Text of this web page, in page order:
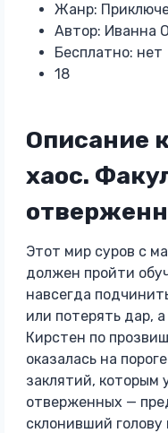
Жанр:
Автор: Иванна
Бесплатно: нет
18
Описание
хаос.
Этот мир суров с
должен пройти
навсегда
или потерять дар,
Кирстен по
оказалась на
заклятий, которым
отверженных —
склонивший